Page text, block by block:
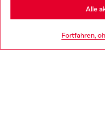
Fortfahren,
Alle